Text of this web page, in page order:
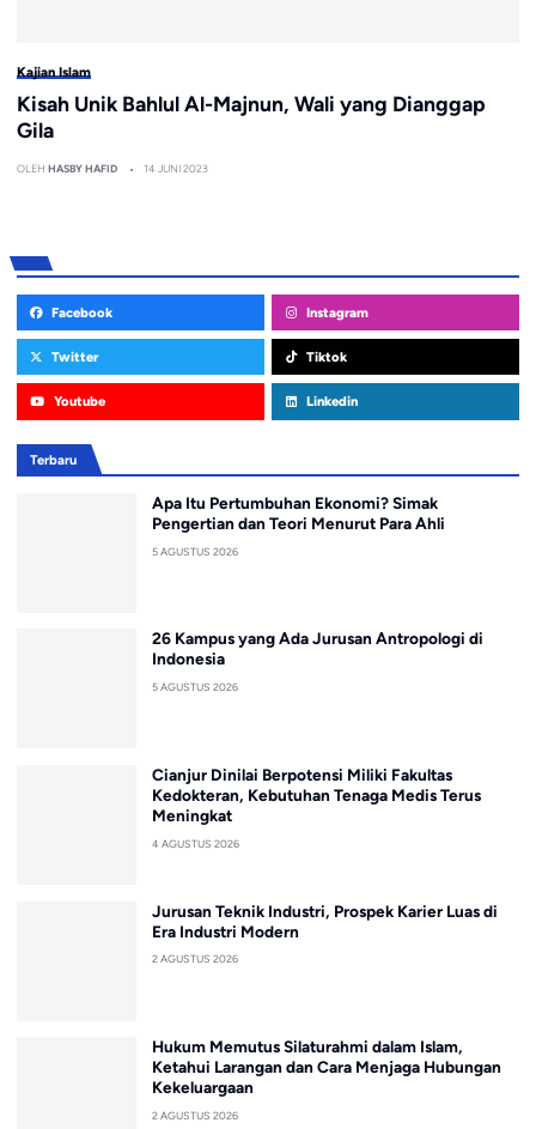
Kajian Islam
Kisah Unik Bahlul Al-Majnun, Wali yang Dianggap
Gila
OLEH HASBY HAFID 14 JUNI 2023
Facebook Instagram
Twitter Tiktok
Youtube Linkedin
Terbaru
Apa Itu Pertumbuhan Ekonomi? Simak
Pengertian dan Teori Menurut Para Ahli
5 AGUSTUS 2026
26 Kampus yang Ada Jurusan Antropologi di
Indonesia
5 AGUSTUS 2026
Cianjur Dinilai Berpotensi Miliki Fakultas
Kedokteran, Kebutuhan Tenaga Medis Terus
Meningkat
4 AGUSTUS 2026
Jurusan Teknik Industri, Prospek Karier Luas di
Era Industri Modern
2 AGUSTUS 2026
Hukum Memutus Silaturahmi dalam Islam,
Ketahui Larangan dan Cara Menjaga Hubungan
Kekeluargaan
2 AGUSTUS 2026